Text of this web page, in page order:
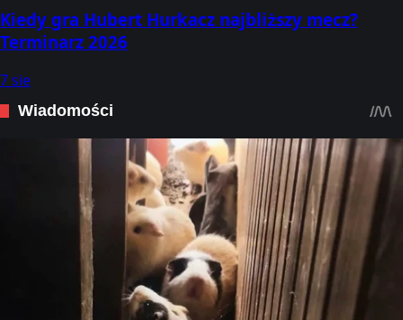
Kiedy gra Hubert Hurkacz najbliższy mecz?
Terminarz 2026
7 sie